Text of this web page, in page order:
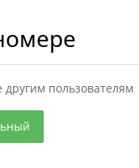
пользователям